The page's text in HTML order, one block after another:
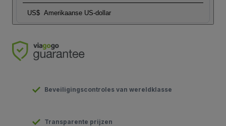
US$ Amerikaanse US-dollar
Beveiligingscontroles van wereldklasse
Transparente prijzen